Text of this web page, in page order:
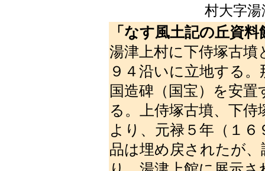
村大字
「なす風土記の丘資料
湯津上村に下侍塚古墳
９４沿いに立地する
国造碑（国宝）を安
る。上侍塚古墳、下
より、元禄５年（１
品は埋め戻されたが